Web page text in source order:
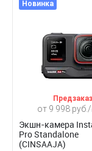
от 9 998 руб./
Новинка
Предзаказ
Экшн-камера
Pro Standalone
(CINSAAJA)